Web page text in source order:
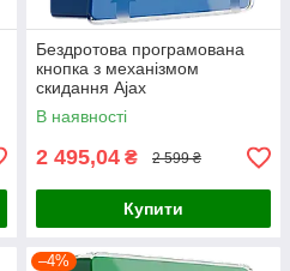
Бездротова програмована
кнопка з механізмом
скидання Ajax
ManualCallPoint Jeweller Blue
В наявності
2 495,04 ₴ 2 599 ₴
Купити
–4%